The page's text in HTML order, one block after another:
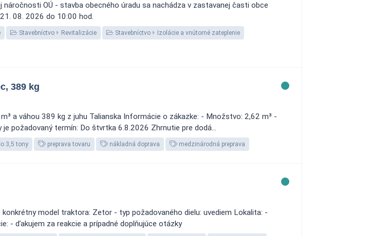
OÚ - stavba obecného úradu sa nachádza v zastavanej časti obce
08. 2026 do 10:00 hod.
Stavebníctvo Revitalizácie Stavebníctvo Izolácie a vnútorné zateplenie
389 kg
a váhou 389 kg z juhu Talianska Informácie o zákazke: - Množstvo: 2,62 m³ -
požadovaný termín: Do štvrtka 6.8.2026 Zhrnutie pre dodá...
3,5 tony preprava tovaru nákladná doprava medzinárodná preprava
model traktora: Zetor - typ požadovaného dielu: uvediem Lokalita: -
- ďakujem za reakcie a prípadné doplňujúce otázky